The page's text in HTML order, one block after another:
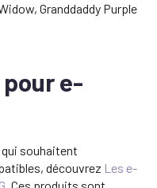
Granddaddy Purple
e-
souhaitent
découvrez Les e-